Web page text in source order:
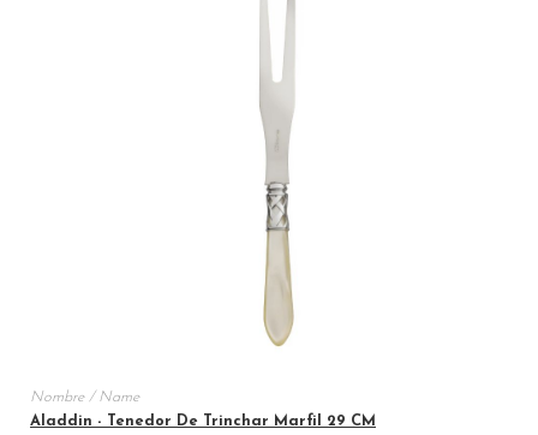
Aladdin - Tenedor De Trinchar Marfil 29 CM